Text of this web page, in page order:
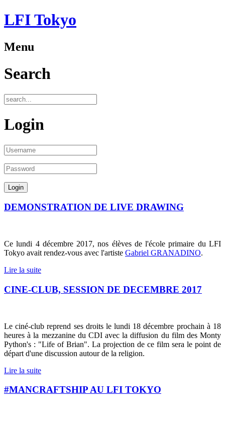
LFI Tokyo
Menu
Search
Login
DEMONSTRATION DE LIVE DRAWING
Ce lundi 4 décembre 2017, nos élèves de l'école primaire du LFI
Tokyo avait rendez-vous avec l'artiste Gabriel GRANADINO.
Lire la suite
CINE-CLUB, SESSION DE DECEMBRE 2017
Le ciné-club reprend ses droits le lundi 18 décembre prochain à 18
heures à la mezzanine du CDI avec la diffusion du film des Monty
Python's : "Life of Brian". La projection de ce film sera le point de
départ d'une discussion autour de la religion.
Lire la suite
#MANCRAFTSHIP AU LFI TOKYO